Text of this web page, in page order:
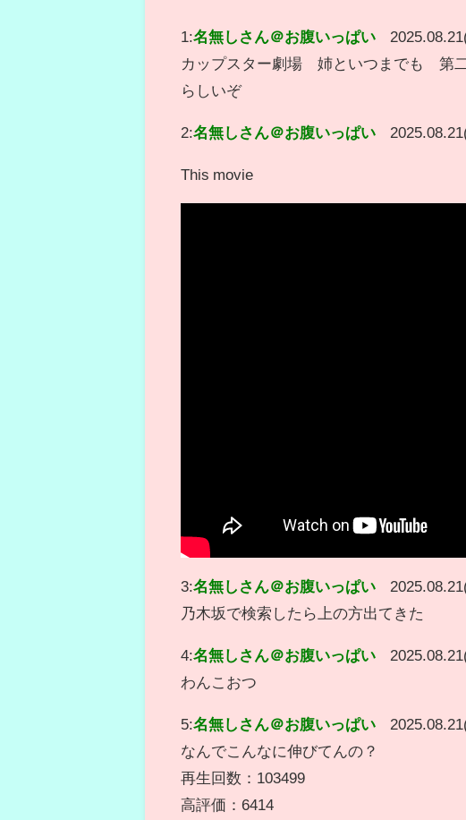
1:名無しさん＠お腹いっぱい
カップスター劇場 姉といつまでも 第
らしいぞ
2:名無しさん＠お腹いっぱい
This movie
3:名無しさん＠お腹いっぱい
乃木坂で検索したら上の方出てきた
4:名無しさん＠お腹いっぱい
わんこおつ
5:名無しさん＠お腹いっぱい
なんでこんなに伸びてんの？
再生回数：103499
高評価：6414